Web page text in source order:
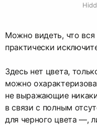
Можно видеть, что вся
практически
Здесь нет цвета,
можно
не выражающие
в связи с полным
для черного цвета —,